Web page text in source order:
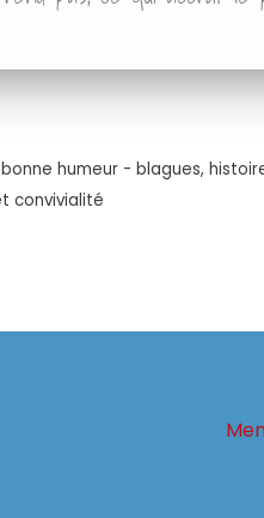
humeur - blagues,
convivialité